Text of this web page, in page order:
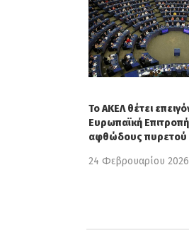
Το ΑΚΕΛ θέτει
Ευρωπαϊκή
αφθώδους πυρετού
24 Φεβρουαρίου 2026